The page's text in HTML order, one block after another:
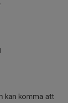
kan komma att